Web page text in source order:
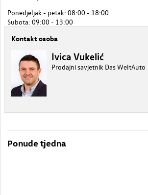
Ponedjeljak - petak: 08:00 - 18:00
Subota: 09:00 - 13:00
Kontakt osoba
Ivica Vukelić
Prodajni savjetnik Das WeltAuto
Ponude tjedna